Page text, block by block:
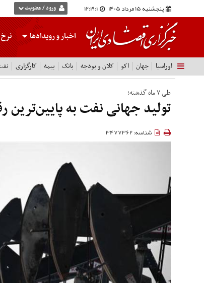
پنجشنبه 15 مرداد 1405 12:19:2 ورود / عضویت
اخبار و رویدادها
اوراسیا جهان اکو کلان و بودجه بانک بیمه کارگزاری
طی ۷ ماه گذشته؛
تولید جهانی نفت به
شناسه: 3477362